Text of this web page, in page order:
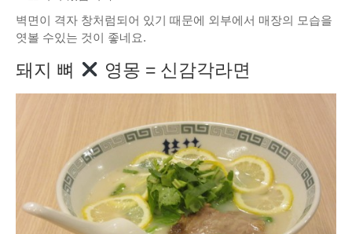
벽면이 격자 창처럼되어 있기 때문에 외부에서 매장의 모습을
엿볼 수있는 것이 좋네요.
돼지 뼈 영몽 = 신감각라면